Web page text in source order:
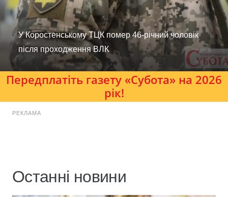
У Коростенському ТЦК помер 46-річний чоловік
після проходження ВЛК
Передплатіть газету «Субота» на 2026
рік!
РЕКЛАМА
Останні новини